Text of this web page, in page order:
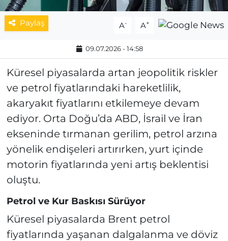
Paylaş A- A+
09.07.2026 - 14:58
Küresel piyasalarda artan jeopolitik riskler
ve petrol fiyatlarındaki hareketlilik,
akaryakıt fiyatlarını etkilemeye devam
ediyor. Orta Doğu’da ABD, İsrail ve İran
ekseninde tırmanan gerilim, petrol arzına
yönelik endişeleri artırırken, yurt içinde
motorin fiyatlarında yeni artış beklentisi
oluştu.
Petrol ve Kur Baskısı Sürüyor
Küresel piyasalarda Brent petrol
fiyatlarında yaşanan dalgalanma ve döviz